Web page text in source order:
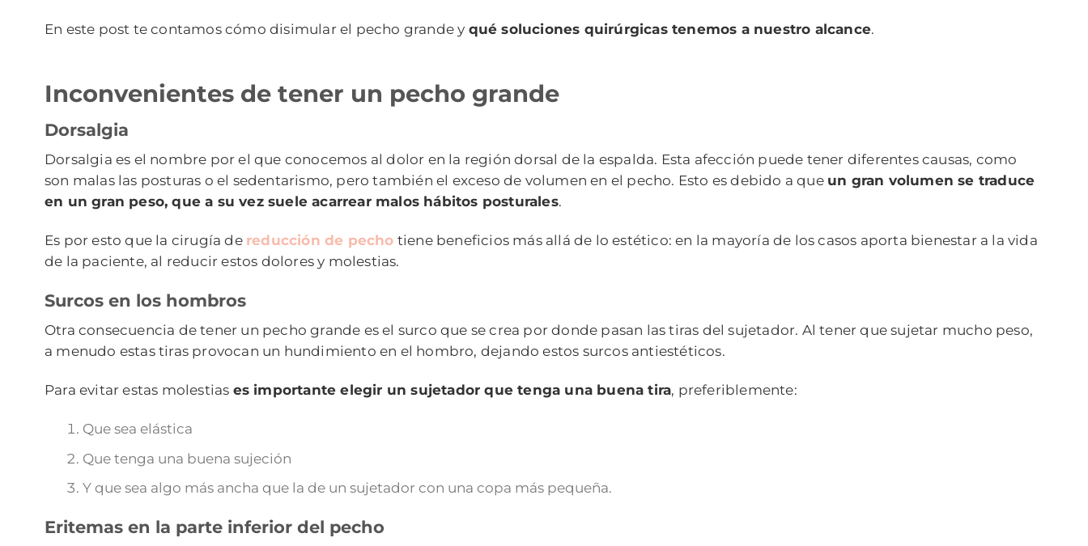
En este post te contamos cómo disimular el pecho grande y qué soluciones quirúrgicas tenemos a nuestro alcance.
Inconvenientes de tener un pecho grande
Dorsalgia
Dorsalgia es el nombre por el que conocemos al dolor en la región dorsal de la espalda. Esta afección puede tener diferentes causas, como
son malas las posturas o el sedentarismo, pero también el exceso de volumen en el pecho. Esto es debido a que un gran volumen se traduce
en un gran peso, que a su vez suele acarrear malos hábitos posturales.
Es por esto que la cirugía de reducción de pecho tiene beneficios más allá de lo estético: en la mayoría de los casos aporta bienestar a la vida
de la paciente, al reducir estos dolores y molestias.
Surcos en los hombros
Otra consecuencia de tener un pecho grande es el surco que se crea por donde pasan las tiras del sujetador. Al tener que sujetar mucho peso,
a menudo estas tiras provocan un hundimiento en el hombro, dejando estos surcos antiestéticos.
Para evitar estas molestias es importante elegir un sujetador que tenga una buena tira, preferiblemente:
Que sea elástica
Que tenga una buena sujeción
Y que sea algo más ancha que la de un sujetador con una copa más pequeña.
Eritemas en la parte inferior del pecho